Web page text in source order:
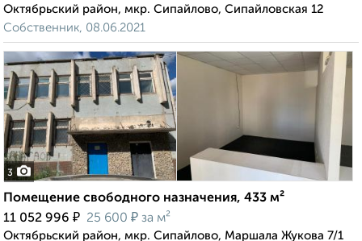
Октябрьский район, мкр. Сипайлово, Сипайловская 12
Собственник, 08.06.2021
3
Помещение свободного назначения, 433 м²
11 052 996 ₽ 25 600 ₽ за м²
Октябрьский район, мкр. Сипайлово, Маршала Жукова 7/1